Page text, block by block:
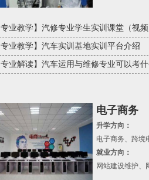
专业教学】 汽修专业学生实训课堂（视频
专业教学】 汽车实训基地实训平台介绍
专业解读】 汽车运用与维修专业可以考
电子商务
升学方向：
电子商务、跨境
就业方向：
网站建设维护、